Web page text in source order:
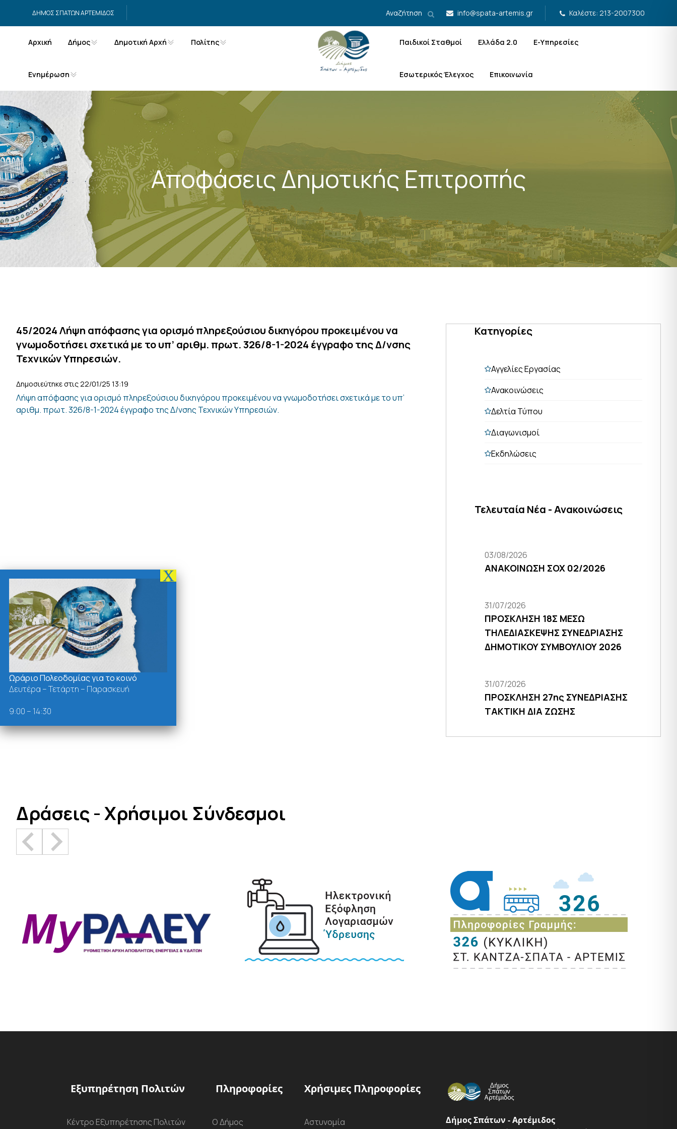
ΔΗΜΟΣ ΣΠΑΤΩΝ ΑΡΤΕΜΙΔΟΣ Αναζήτηση info@spata-artemis.gr Καλέστε: 213-2007300
Αρχική Δήμος Δημοτική Αρχή Πολίτης
Ενημέρωση
Παιδικοί Σταθμοί Ελλάδα 2.0 Ε-Υπηρεσίες
Εσωτερικός Έλεγχος Επικοινωνία
Αποφάσεις Δημοτικής Επιτροπής
45/2024 Λήψη απόφασης για ορισμό πληρεξούσιου δικηγόρου προκειμένου να
γνωμοδοτήσει σχετικά με το υπ’ αριθμ. πρωτ. 326/8-1-2024 έγγραφο της Δ/νσης
Τεχνικών Υπηρεσιών.
Δημοσιεύτηκε στις 22/01/25 13:19
Λήψη απόφασης για ορισμό πληρεξούσιου δικηγόρου προκειμένου να γνωμοδοτήσει σχετικά με το υπ’
αριθμ. πρωτ. 326/8-1-2024 έγγραφο της Δ/νσης Τεχνικών Υπηρεσιών.
Κατηγορίες
Αγγελίες Εργασίας
Ανακοινώσεις
Δελτία Τύπου
Διαγωνισμοί
Εκδηλώσεις
Τελευταία Νέα - Ανακοινώσεις
03/08/2026
ΑΝΑΚΟΙΝΩΣΗ ΣΟΧ 02/2026
31/07/2026
ΠΡΟΣΚΛΗΣΗ 18Σ ΜΕΣΩ
ΤΗΛΕΔΙΑΣΚΕΨΗΣ ΣΥΝΕΔΡΙΑΣΗΣ
ΔΗΜΟΤΙΚΟΥ ΣΥΜΒΟΥΛΙΟΥ 2026
31/07/2026
ΠΡΟΣΚΛΗΣΗ 27ης ΣΥΝΕΔΡΙΑΣΗΣ
ΤΑΚΤΙΚΗ ΔΙΑ ΖΩΣΗΣ
Δράσεις - Χρήσιμοι Σύνδεσμοι
Εξυπηρέτηση Πολιτών
Κέντρο Εξυπηρέτησης Πολιτών
Πληροφορίες
Ο Δήμος
Χρήσιμες Πληροφορίες
Αστυνομία
Δήμος Σπάτων - Αρτέμιδος
Ωράριο Πολεοδομίας για το κοινό
Δευτέρα – Τετάρτη – Παρασκευή
9:00 – 14:30